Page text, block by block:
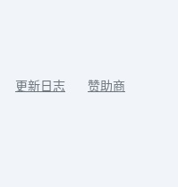
更新日志
赞助商